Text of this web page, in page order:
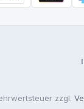
zzgl.